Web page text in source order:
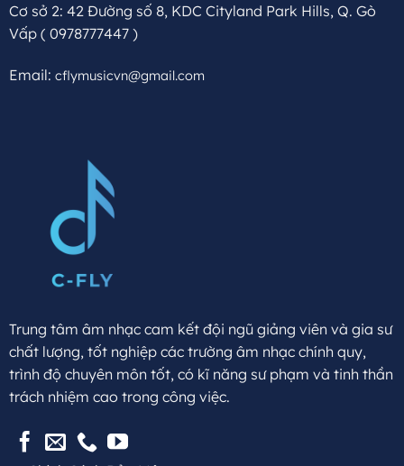
Cơ sở 2: 42 Đường số 8, KDC Cityland Park Hills, Q. Gò
Vấp( 0978777447 )
Email: cflymusicvn@gmail.com
Trung tâm âm nhạc cam kết đội ngũ giảng viên và gia sư
chất lượng, tốt nghiệp các trường âm nhạc chính quy,
trình độ chuyên môn tốt, có kĩ năng sư phạm và tinh thần
trách nhiệm cao trong công việc.